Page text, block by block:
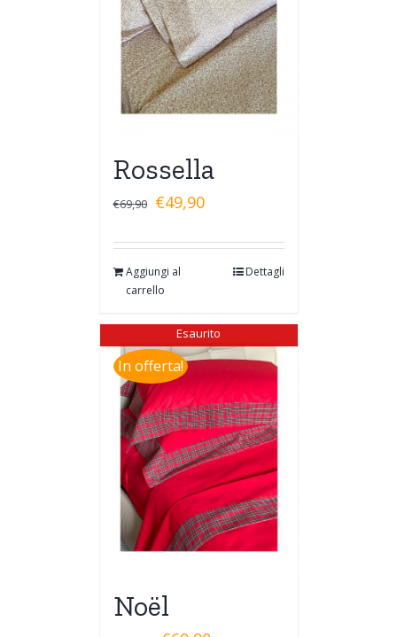
Rossella
€69,90 €49,90
Aggiungi al
carrello
Dettagli
In offerta!
Esaurito
Noël